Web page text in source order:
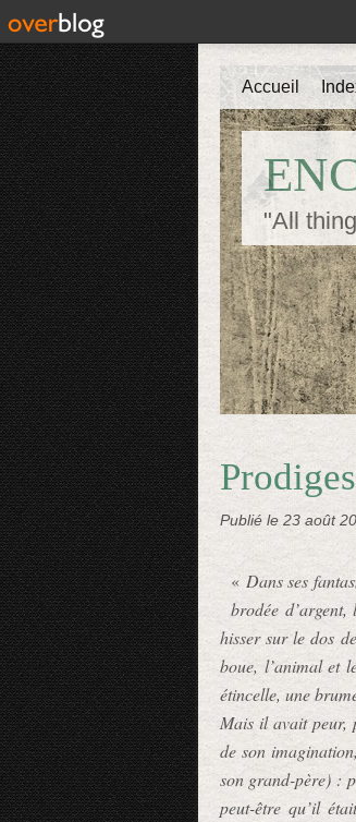
"All
Accueil
Publié le 23 août
« Dans ses
brodée
hisser sur le dos
boue, l’animal et
étincelle, une
Mais il avait peur,
de son
son grand-père) :
peut-être qu’il